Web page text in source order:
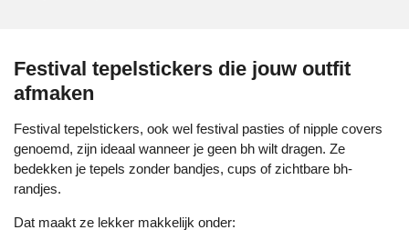
Festival tepelstickers die jouw outfit
afmaken
Festival tepelstickers, ook wel festival pasties of nipple covers
genoemd, zijn ideaal wanneer je geen bh wilt dragen. Ze
bedekken je tepels zonder bandjes, cups of zichtbare bh-
randjes.
Dat maakt ze lekker makkelijk onder: